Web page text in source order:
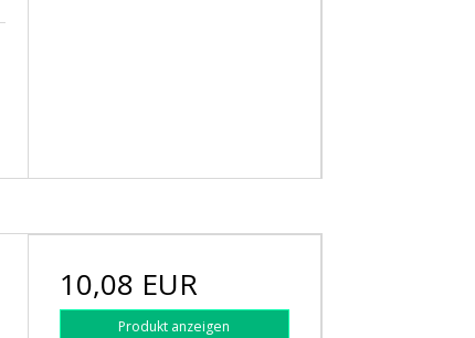
10,08 EUR
Produkt anzeigen